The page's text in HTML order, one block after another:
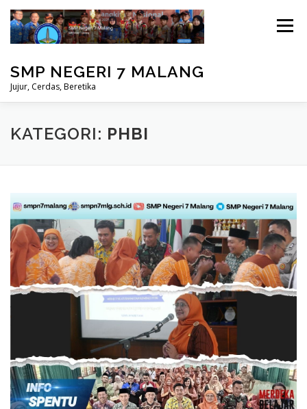
konten
SMP NEGERI 7 MALANG
Jujur, Cerdas, Beretika
Menu
BERANDA PRESTASI
KATEGORI: PHBI